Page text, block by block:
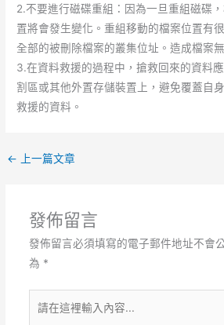
2.不要進行磁碟重組：因為一旦重組磁碟
置將會發生變化。重組移動的檔案位置有
全部的被刪除檔案的叢集位址。造成檔案
3.在資料救援的過程中，搶救回來的資料
割區或其他外置存儲裝置上，避免覆蓋自
救援的資料。
← 上一篇文章
發佈留言
發佈留言必須填寫的電子郵件地址不會
為 *